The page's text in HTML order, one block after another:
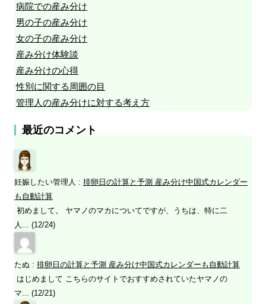
病院での産み分け
男の子の産み分け
女の子の産み分け
産み分け体験談
産み分けの心得
性別に関する周囲の目
管理人の産み分けに対する考え方
最近のコメント
妊娠したい管理人 : 排卵日の計算と予測 産み分け中国式カレンダー
も自動計算
初めまして。 ヤマノのマカについてですが、うちは、特に二
人... (12/24)
たぬ : 排卵日の計算と予測 産み分け中国式カレンダーも自動計算
はじめまして こちらのサイトでおすすめされていたヤマノの
マ... (12/21)